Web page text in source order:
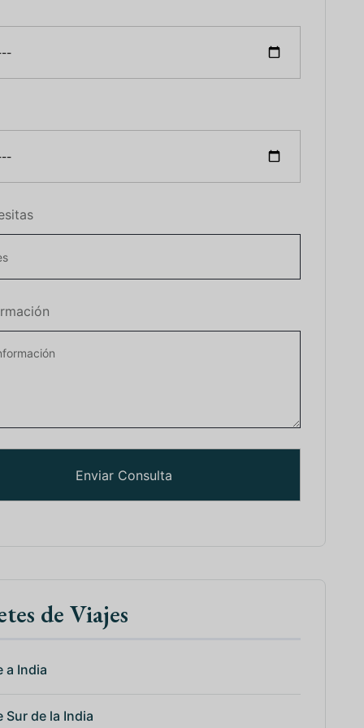
de Viajes
a India
Sur de la India